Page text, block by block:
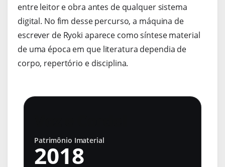
entre leitor e obra antes de qualquer sistema
digital. No fim desse percurso, a máquina de
escrever de Ryoki aparece como síntese material
de uma época em que literatura dependia de
corpo, repertório e disciplina.
Patrimônio Imaterial
2018